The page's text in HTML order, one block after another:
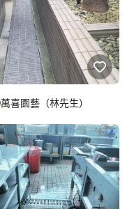
萬喜園藝（林先生）